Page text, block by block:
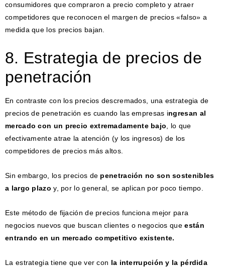
consumidores que compraron a precio completo y atraer
competidores que reconocen el margen de precios «falso» a
medida que los precios bajan.
8. Estrategia de precios de
penetración
En contraste con los precios descremados, una estrategia de
precios de penetración es cuando las empresas ingresan al
mercado con un precio extremadamente bajo , lo que
efectivamente atrae la atención (y los ingresos) de los
competidores de precios más altos.
Sin embargo, los precios de penetración no son sostenibles
a largo plazo y, por lo general, se aplican por poco tiempo.
Este método de fijación de precios funciona mejor para
negocios nuevos que buscan clientes o negocios queestán
entrando en un mercado competitivo existente.
La estrategia tiene que ver con la interrupción y la pérdida